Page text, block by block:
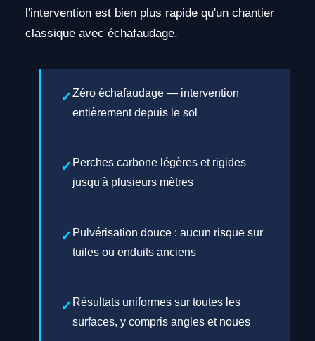
l'intervention est bien plus rapide qu'un chantier
classique avec échafaudage.
Zéro échafaudage — intervention
entièrement depuis le sol
Perches carbone légères et rigides
jusqu'à plusieurs mètres
Pulvérisation douce : aucun risque sur
tuiles ou enduits anciens
Résultats uniformes sur toutes les
surfaces, y compris angles et noues